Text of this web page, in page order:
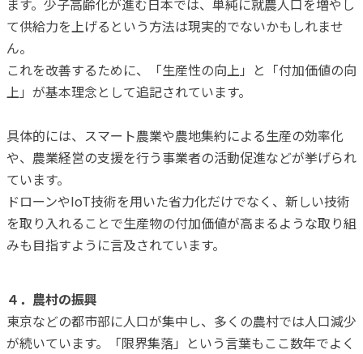
ます。少子高齢化が進む日本では、単純に就農人口を増やし
て供給力を上げるという方法は現実的でないかもしれませ
ん。
これを改善するために、「生産性の向上」と「付加価値の向
上」が基本理念として追記されています。
具体的には、スマート農業や農地集約による生産の効率化
や、農業経営の支援を行う事業者の活動促進などが挙げられ
ています。
ドローンやIoT技術を用いた省力化だけでなく、新しい技術
を取り入れることで生産物の付加価値が高まるような取り組
みも目指すように言及されています。
４．農村の振興
東京などの都市部に人口が集中し、多くの農村では人口減少
が続いています。「限界集落」という言葉もここ数年でよく